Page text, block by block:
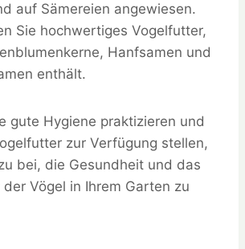
auf Sämereien angewiesen.
Sie hochwertiges Vogelfutter,
Hanfsamen und
enthält.
gute Hygiene praktizieren und
zur Verfügung stellen,
bei, die Gesundheit und das
Vögel in Ihrem Garten zu